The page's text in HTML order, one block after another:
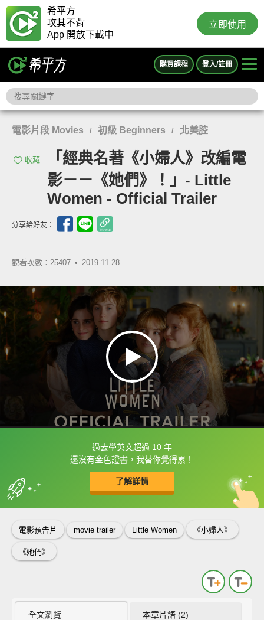
希平方
攻其不背
App 開放下載中
立即使用
購買課程 登入/註冊
電影片段 Movies / 初級 Beginners / 北美腔
收藏
「經典名著《小婦人》改編電
影－－《她們》！」- Little
Women - Official Trailer
分享給好友：
觀看次數：25407 • 2019-11-28
過去學英文超過 10 年
還沒有金色證書，我替你覺得累！
了解詳情
框選或點兩下字幕可以直接查字典喔！
收錄佳句 中
英
電影預告片 movie trailer Little Women 《小婦人》
《她們》
全文瀏覽 本章片語 (2)